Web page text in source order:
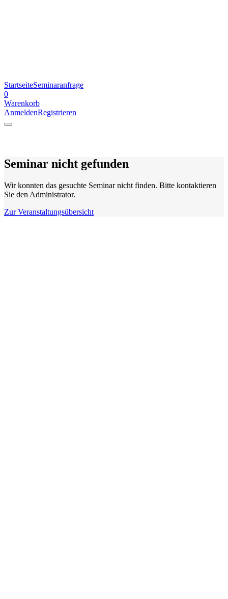
StartseiteSeminaranfrage
0
Warenkorb
AnmeldenRegistrieren
Seminar nicht gefunden
Wir konnten das gesuchte Seminar nicht finden. Bitte kontaktieren
Sie den Administrator.
Zur Veranstaltungsübersicht